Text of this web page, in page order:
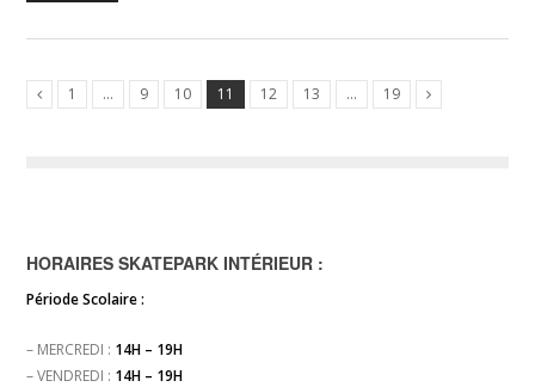
1 … 9 10 11 12 13 … 19
HORAIRES SKATEPARK INTÉRIEUR :
Période Scolaire :
– MERCREDI : 14H – 19H
– VENDREDI : 14H – 19H